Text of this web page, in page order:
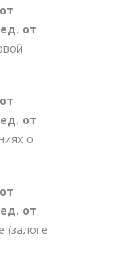
от
от
о
от
(залоге